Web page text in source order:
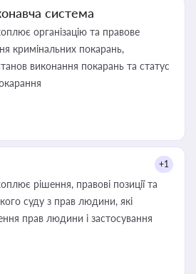
система
організацію та правове
кримінальних покарань,
виконання покарань та статус
+1
рішення, правові позиції та
суду з прав людини, які
прав людини і застосування